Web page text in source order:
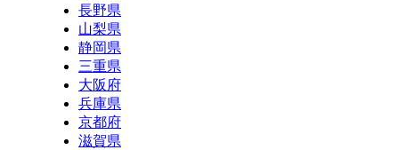
長野県
山梨県
静岡県
三重県
大阪府
兵庫県
京都府
滋賀県